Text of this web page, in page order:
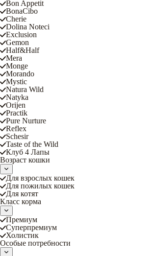
Bon Appetit
BonaCibo
Cherie
Dolina Noteci
Exclusion
Gemon
Half&Half
Mera
Monge
Morando
Mystic
Natura Wild
Natyka
Orijen
Practik
Pure Nurture
Reflex
Schesir
Taste of the Wild
Клуб 4 Лапы
Возраст кошки
Для взрослых кошек
Для пожилых кошек
Для котят
Класс корма
Премиум
Суперпремиум
Холистик
Особые потребности